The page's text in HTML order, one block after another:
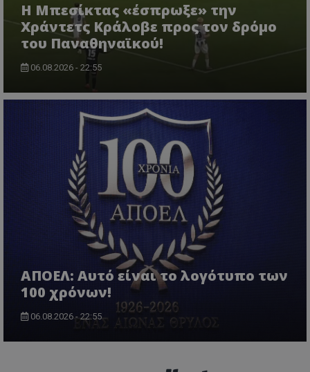
Η Μπεσίκτας «έσπρωξε» την
Χράντετς Κράλοβε προς τον δρόμο
του Παναθηναϊκού!
06.08.2026 - 22:55
ΑΠΟΕΛ: Αυτό είναι το λογότυπο των
100 χρόνων!
06.08.2026 - 22:55